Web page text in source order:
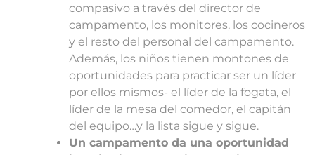
compasivo a través del director de
campamento, los monitores, los cocineros
y el resto del personal del campamento.
Además, los niños tienen montones de
oportunidades para practicar ser un líder
por ellos mismos- el líder de la fogata, el
líder de la mesa del comedor, el capitán
del equipo…y la lista sigue y sigue.
Un campamento da una oportunidad